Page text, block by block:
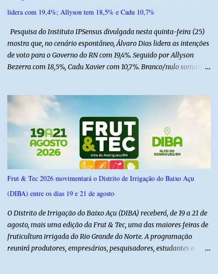
lideranças da Assembleia de Deus no Rio Grande do Norte. A
Assembleia de Deus possui uma das maiores estruturas religiosas
lidera com 19,4%; Allyson tem 18,5% e Cadu 10,7%
Pesquisa do Instituto IPSensus divulgada nesta quinta-feira (25)
mostra que, no cenário espontâneo, Álvaro Dias lidera as intenções
de voto para o Governo do RN com 19,4%. Seguido por Allyson
Bezerra com 18,5%, Cadu Xavier com 10,7%. Branco/nulo somaram
do Norte entre os dias 18 e 22 de junho de 2026. O levantamento
possui margem de erro de 2,5 pontos percentuais e nível de
confiança de 95%. Registro no TSE: RN-09520/2026
Frut & Tec 2026 movimentará o Distrito de Irrigação do Baixo Açu
(DIBA) entre os dias 19 e 21 de agosto
O Distrito de Irrigação do Baixo Açu (DIBA) receberá, de 19 a 21 de
agosto, mais uma edição da Frut & Tec, uma das maiores feiras de
fruticultura irrigada do Rio Grande do Norte. A programação
reunirá produtores, empresários, pesquisadores, estudantes e